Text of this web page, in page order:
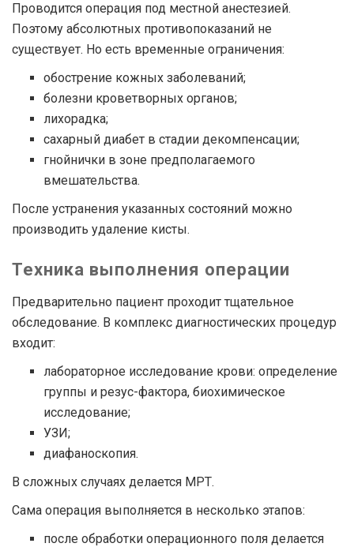
Проводится операция под местной анестезией.
Поэтому абсолютных противопоказаний не
существует. Но есть временные ограничения:
обострение кожных заболеваний;
болезни кроветворных органов;
лихорадка;
сахарный диабет в стадии декомпенсации;
гнойнички в зоне предполагаемого
вмешательства.
После устранения указанных состояний можно
производить удаление кисты.
Техника выполнения операции
Предварительно пациент проходит тщательное
обследование. В комплекс диагностических процедур
входит:
лабораторное исследование крови: определение
группы и резус-фактора, биохимическое
исследование;
УЗИ;
диафаноскопия.
В сложных случаях делается МРТ.
Сама операция выполняется в несколько этапов:
после обработки операционного поля делается